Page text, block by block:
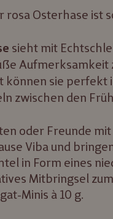
rosa Osterhase ist
sieht mit
können sie
zwischen den
oder Freunde
Viba und
in Form eines
Mitbringsel
Minis à 10 g.